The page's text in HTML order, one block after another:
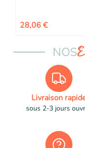
accessoires -
enfants - dès 3
28,06 €
NOS
Livraison
sous 2-3 jours